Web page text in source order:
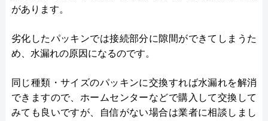
があります。
劣化したパッキンでは接続部分に隙間ができてしまうた
め、水漏れの原因になるのです。
同じ種類・サイズのパッキンに交換すれば水漏れを解消
できますので、ホームセンターなどで購入して交換して
みても良いですが、自信がない場合は業者に相談しまし